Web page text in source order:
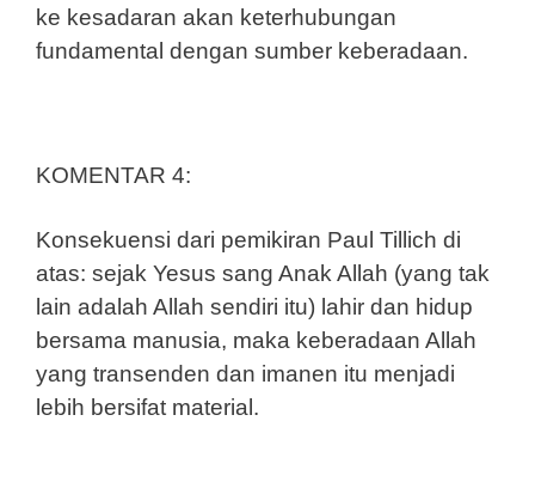
ke kesadaran akan keterhubungan
fundamental dengan sumber keberadaan.
KOMENTAR 4:
Konsekuensi dari pemikiran Paul Tillich di
atas: sejak Yesus sang Anak Allah (yang tak
lain adalah Allah sendiri itu) lahir dan hidup
bersama manusia, maka keberadaan Allah
yang transenden dan imanen itu menjadi
lebih bersifat material.